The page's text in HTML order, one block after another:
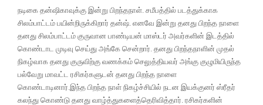
நடிகை தன்ஷிகாவுக்கு இன்று பிறந்தநாள். சமீபத்தில் படத்துக்காக
சிலம்பாட்டம் பயின்றிருக்கிறார் தன்ஷ். எனவே இன்று தனது பிறந்த நாளை
தனது சிலம்பாட்டம் குருவான பாண்டியன் மாஸ்டர் அவர்களின் இடத்தில்
கொண்டாட முடிவு செய்து அங்கே சென்றார். தனது பிறந்தநாளின் முதல்
நிகழ்வாக தனது குருவிற்கு வணக்கம் செலுத்தியவர் அங்கு குழுமியிருந்த
பல்வேறு மாவட்ட ரசிகர்களுடன் தனது பிறந்த நாளை
கொண்டாடினார்.இந்த பிறந்த நாள் நிகழ்ச்சியில் நடன இயக்குனர் ஸ்ரீதர்
கலந்து கொண்டு தனது வாழ்த்துகளைத்தெரிவித்தார். ரசிகர்களின்